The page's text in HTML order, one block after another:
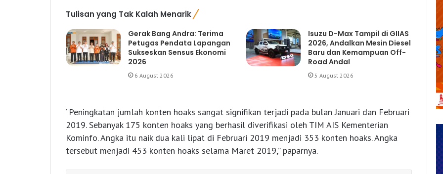
Tulisan yang Tak Kalah Menarik
Gerak Bang Andra: Terima
Petugas Pendata Lapangan
Sukseskan Sensus Ekonomi
2026
6 August 2026
Isuzu D-Max Tampil di GIIAS
2026, Andalkan Mesin Diesel
Baru dan Kemampuan Off-
Road Andal
5 August 2026
“Peningkatan jumlah konten hoaks sangat signifikan terjadi pada bulan Januari dan Februari
2019. Sebanyak 175 konten hoaks yang berhasil diverifikasi oleh TIM AIS Kementerian
Kominfo. Angka itu naik dua kali lipat di Februari 2019 menjadi 353 konten hoaks. Angka
tersebut menjadi 453 konten hoaks selama Maret 2019,” paparnya.